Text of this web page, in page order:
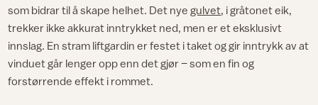
som bidrar til å skape helhet. Det nyegulvet, i gråtonet eik,
trekker ikke akkurat inntrykket ned, men er et eksklusivt
innslag. En stram liftgardin er festet i taket og gir inntrykk av at
vinduet går lenger opp enn det gjør – som en fin og
forstørrende effekt i rommet.